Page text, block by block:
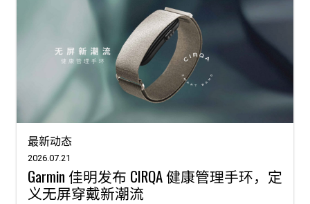
最新动态
2026.07.21
Garmin 佳明发布 CIRQA 健康管理手环，定
义无屏穿戴新潮流